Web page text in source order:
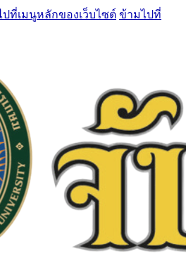
ที่เมนูหลักของเว็บไซต์ ข้ามไปที่